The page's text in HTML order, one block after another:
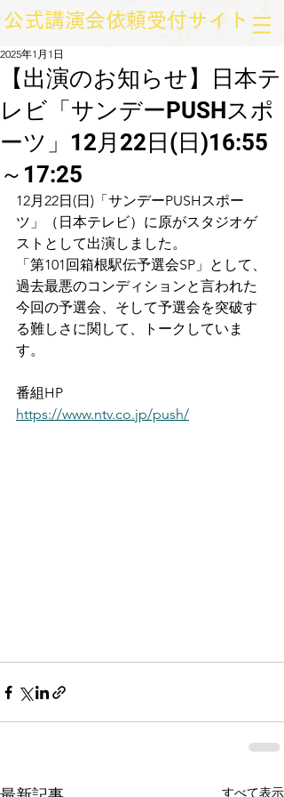
​公式講演会依頼受付サイト
【出演のお知らせ】日本テ
レビ「サンデーPUSHスポ
ーツ」12月22日(日)16:55
～17:25
2025年1月1日
12月22日(日)「サンデーPUSHスポー
ツ」（日本テレビ）に原がスタジオゲ
ストとして出演しました。
「第101回箱根駅伝予選会SP」として、
過去最悪のコンディションと言われた
今回の予選会、そして予選会を突破す
る難しさに関して、トークしていま
す。
番組HP
https://www.ntv.co.jp/push/
すべて表示